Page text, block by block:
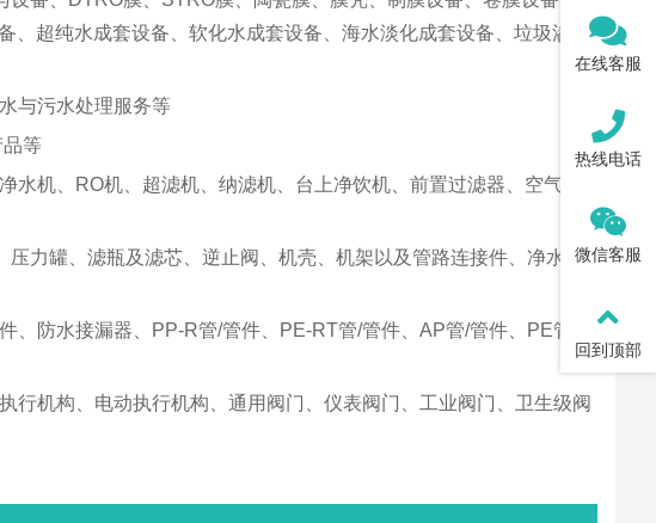
超纯水成套设备、软化水成套设备、海水淡化成套设备、垃圾渗滤
与污水处理服务等
等
机、RO机、超滤机、纳滤机、台上净饮机、前置过滤器、空气制
力罐、滤瓶及滤芯、逆止阀、机壳、机架以及管路连接件、净水龙
防水接漏器、PP-R管/管件、PE-RT管/管件、AP管/管件、PE管/管
机构、电动执行机构、通用阀门、仪表阀门、工业阀门、卫生级阀
在线客服
热线电话
微信客服
回到顶部